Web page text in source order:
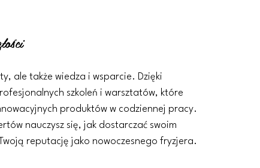
ale także wiedza i wsparcie. Dzięki
szkoleń i warsztatów, które
produktów w codziennej pracy.
nauczysz się, jak dostarczać swoim
reputację jako nowoczesnego fryzjera.